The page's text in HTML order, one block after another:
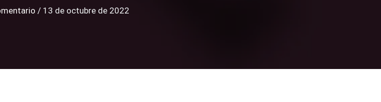
/ 13 de octubre de 2022